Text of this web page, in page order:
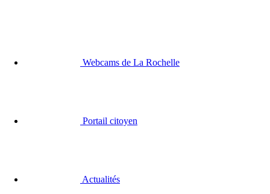
Webcams de La Rochelle
Portail citoyen
Actualités